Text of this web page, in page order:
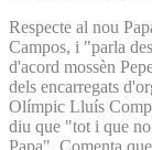
Respecte al nou
Campos, i "parla
d'acord mossèn
dels encarregats
Olímpic Lluís
diu que "tot i que no
Papa". Comenta